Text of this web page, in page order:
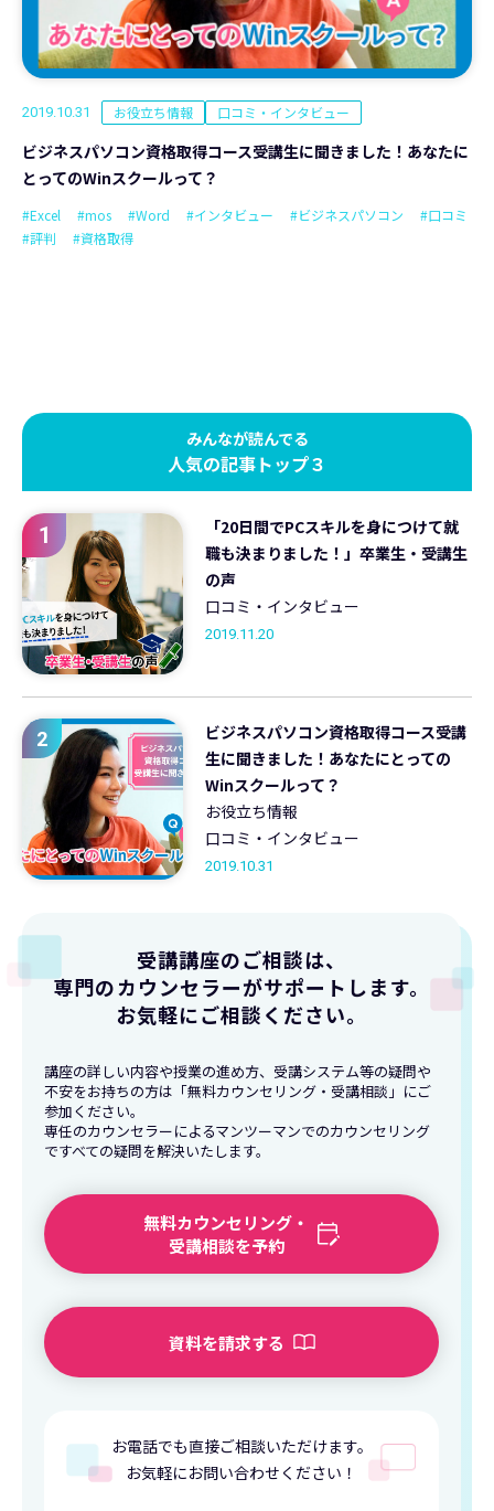
2019.10.31 お役立ち情報 口コミ・インタビュー
ビジネスパソコン資格取得コース受講生に聞きました！あなたに
とってのWinスクールって？
#Excel #mos #Word #インタビュー #ビジネスパソコン
#口コミ
#評判
#資格取得
みんなが読んでる
人気の記事トップ３
1
「20日間でPCスキルを身につけて就
職も決まりました！」卒業生・受講生
の声
口コミ・インタビュー
2019.11.20
2
ビジネスパソコン資格取得コース受講
生に聞きました！あなたにとっての
Winスクールって？
お役立ち情報
口コミ・インタビュー
2019.10.31
受講講座のご相談は、
専門のカウンセラーがサポートします。
お気軽にご相談ください。
講座の詳しい内容や授業の進め方、受講システム等の疑問や
不安をお持ちの方は「無料カウンセリング・受講相談」にご
参加ください。
専任のカウンセラーによるマンツーマンでのカウンセリング
ですべての疑問を解決いたします。
無料カウンセリング・
受講相談を予約
資料を請求する
お電話でも直接ご相談いただけます。
お気軽にお問い合わせください！